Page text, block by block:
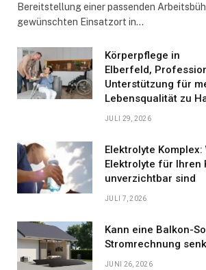
Bereitstellung einer passenden
gewünschten Einsatzort in…
Körperpflege in
Elberfeld,
Unterstützung für
Lebensqualität zu
JULI 29, 2026
Elektrolyte Komplex:
Elektrolyte für Ihren
unverzichtbar sind
JULI 7, 2026
Kann eine Balkon-
Stromrechnung
JUNI 26, 2026